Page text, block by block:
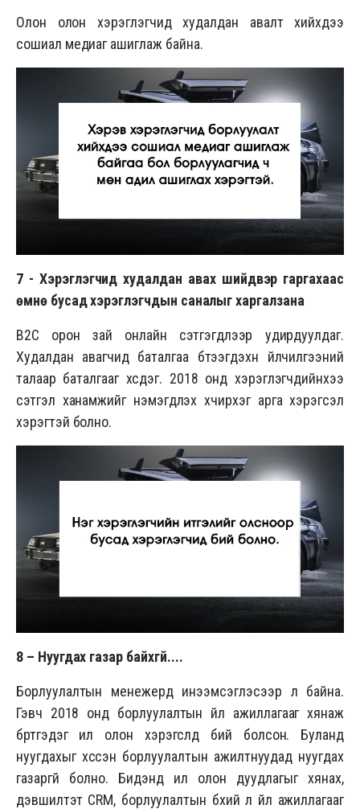
Олон олон хэрэглэгчид худалдан авалт хийхдээ
сошиал медиаг ашиглаж байна.
7 - Хэрэглэгчид худалдан авах шийдвэр гаргахаас
өмнө бусад хэрэглэгчдын саналыг харгалзана
B2C орон зай онлайн сэтгэгдлээр удирдуулдаг.
Худалдан авагчид баталгаа бүтээгдэхүүн үйлчилгээний
талаар баталгааг хүсдэг. 2018 онд хэрэглэгчдийнхээ
сэтгэл ханамжийг нэмэгдүүлэх хүчирхэг арга хэрэгсэл
хэрэгтэй болно.
8 – Нуугдах газар байхгүй....
Борлуулалтын менежерүүд инээмсэглэсээр л байна.
Гэвч 2018 онд борлуулалтын үйл ажиллагааг хянаж
бүртгэдэг илүү олон хэрэгслүүд бий болсон. Буланд
нуугдахыг хүссэн борлуулалтын ажилтнуудад нуугдах
газаргүй болно. Бидэнд илүү олон дуудлагыг хянах,
дэвшилтэт CRM, борлуулалтын бүхий л үйл ажиллагааг